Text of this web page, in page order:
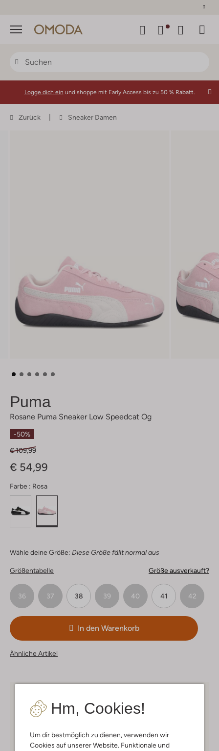
Menü
Hm, Cookies!
Um dir bestmöglich zu dienen, verwenden wir
Cookies auf unserer Website. Funktionale und
Logge dich ein und shoppe mit Early Access bis zu 50 % Rabatt.
Zurück Sneaker Damen
Puma
Rosane Puma Sneaker Low Speedcat Og
-50%
€ 109,99
€ 54,99
Farbe : Rosa
Wähle deine Größe: Diese Größe fällt normal aus
Größentabelle Größe ausverkauft?
36 37 38 39 40 41 42
In den Warenkorb
Ähnliche Artikel
Kostenloser Versand
Mitglieder in Deutschland